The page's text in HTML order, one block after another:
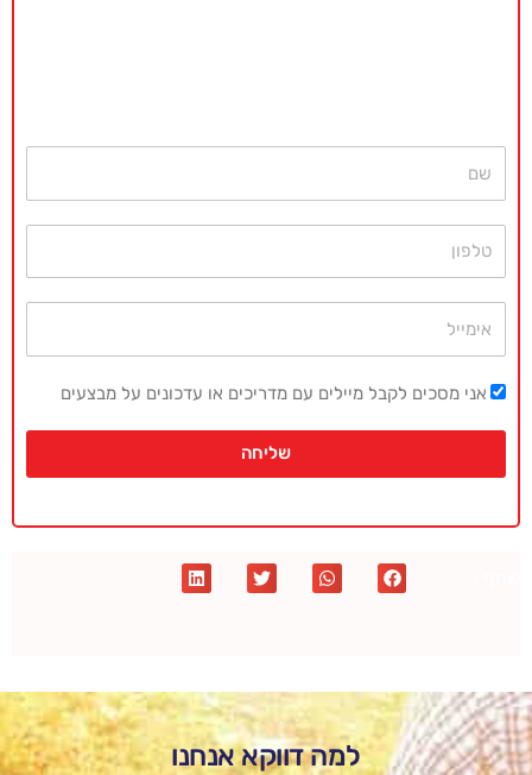
אני מסכים לקבל מיילים עם מדריכים או עדכונים על מבצעים
שליחה
למה דווקא אנחנו